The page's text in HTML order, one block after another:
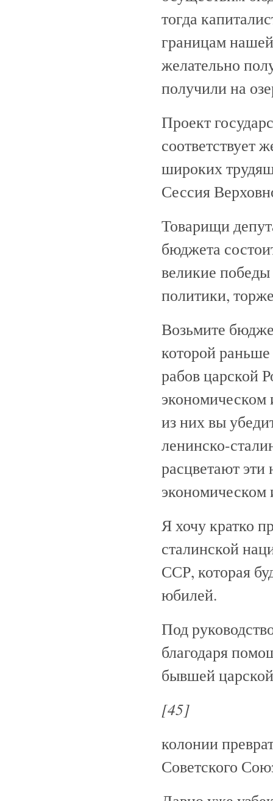
тогда
границам
желательно
получили на
Проект
соответствует
широких
Сессия
Товарищи
бюджета
великие
политики,
Возьмите
которой
рабов царской
экономическом
из них вы
ленинско-
расцветают
экономическом
Я хочу кратко
сталинской
ССР, которая
юбилей.
Под
благодаря
бывшей царской
[45]
колонии
Советского